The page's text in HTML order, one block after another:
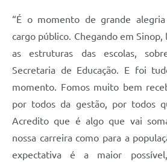
“É o momento de grande
cargo público. Chegando em Sinop,
as estruturas das escolas,
Secretaria de Educação. E foi
momento. Fomos muito bem
por todos da gestão, por todos
Acredito que é algo que vai
nossa carreira como para a
expectativa é a maior